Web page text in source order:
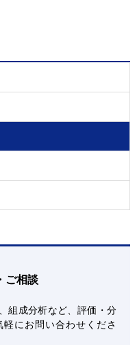
ご相談
組成分析など、評価・分
にお問い合わせくださ